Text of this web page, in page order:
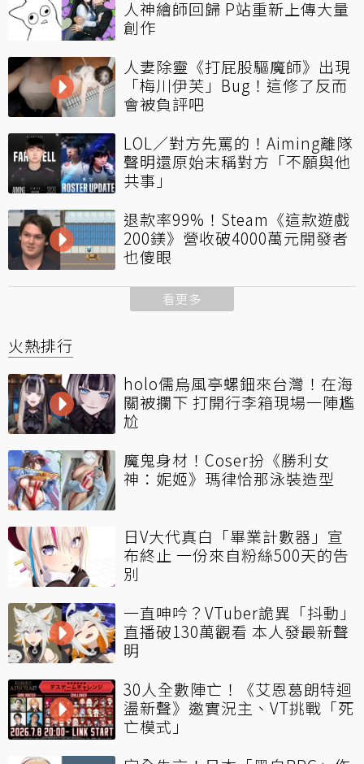
人神繪師回歸 P站重新上傳大量
創作
人妻除靈《打屁股驅魔師》出現
「梅川伊芙」Bug！這修了反而
會被負評吧
LOL／對方先罵的！Aiming離隊
聲明還原始末稱對方「不願與他
共事」
退款率99%！Steam《這款遊戲
200鎂》營收破4000萬元開發者
也傻眼
看更多
火熱排行
holo儒烏風亭螺鈿來台灣！在海
關被攔下 打開行李箱現場一陣尷
尬
魔鬼身材！Coser扮《勝利女
神：妮姬》瑪律恰那泳裝造型
日V大代真白「畢業計數器」宣
布終止 一份來自粉絲500天的告
別
一直呻吟？VTuber詭異「抖動」
直播破130萬觀看 本人發最新聲
明
30人全數陣亡！《艾恩葛朗特迴
盪新聲》邀實況主、VT挑戰「死
亡模式」